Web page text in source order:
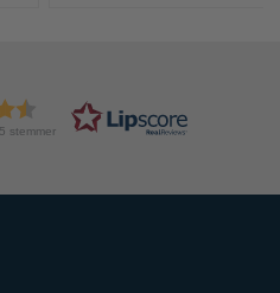
stemmer